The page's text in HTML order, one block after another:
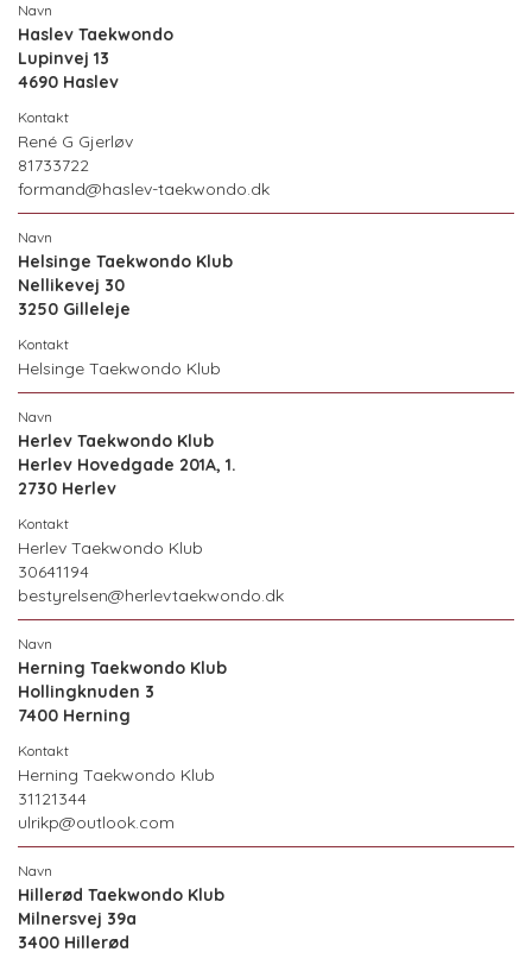
Haslev Taekwondo
Lupinvej 13
4690 Haslev
René G Gjerløv
81733722
formand@haslev-taekwondo.dk
Helsinge Taekwondo Klub
Nellikevej 30
3250 Gilleleje
Helsinge Taekwondo Klub
Herlev Taekwondo Klub
Herlev Hovedgade 201A, 1.
2730 Herlev
Herlev Taekwondo Klub
30641194
bestyrelsen@herlevtaekwondo.dk
Herning Taekwondo Klub
Hollingknuden 3
7400 Herning
Herning Taekwondo Klub
31121344
ulrikp@outlook.com
Hillerød Taekwondo Klub
Milnersvej 39a
3400 Hillerød